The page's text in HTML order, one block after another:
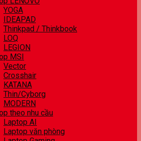
YOGA
IDEAPAD
Thinkpad / Thinkbook
LOQ
LEGION
MSI
Vector
Crosshair
KATANA
Thin/Cyborg
MODERN
theo nhu cầu
Laptop AI
Laptop văn phòng